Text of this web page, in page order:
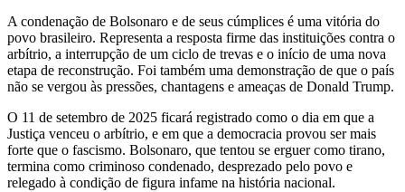
A condenação de Bolsonaro e de seus cúmplices é uma vitória do
povo brasileiro. Representa a resposta firme das instituições contra o
arbítrio, a interrupção de um ciclo de trevas e o início de uma nova
etapa de reconstrução. Foi também uma demonstração de que o país
não se vergou às pressões, chantagens e ameaças de Donald Trump.
O 11 de setembro de 2025 ficará registrado como o dia em que a
Justiça venceu o arbítrio, e em que a democracia provou ser mais
forte que o fascismo. Bolsonaro, que tentou se erguer como tirano,
termina como criminoso condenado, desprezado pelo povo e
relegado à condição de figura infame na história nacional.